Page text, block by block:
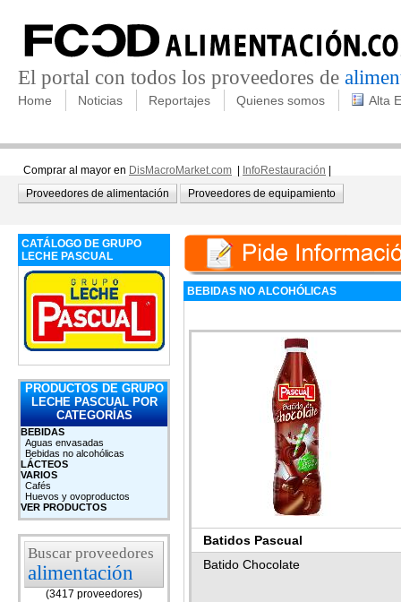
El portal con todos los proveedores de
Home Noticias Reportajes Quienes somos Alta
Comprar al mayor en DisMacroMarket.com InfoRestauración
Proveedores de alimentación
Proveedores de equipamiento
CATÁLOGO DE GRUPO
LECHE PASCUAL
PRODUCTOS DE GRUPO
LECHE PASCUAL POR
CATEGORÍAS
BEBIDAS
Aguas envasadas
Bebidas no alcohólicas
LÁCTEOS
VARIOS
Cafés
Huevos y ovoproductos
VER PRODUCTOS
Buscar proveedores
alimentación
(3417 proveedores)
BEBIDAS NO ALCOHÓLICAS
Batidos Pascual
Batido Chocolate